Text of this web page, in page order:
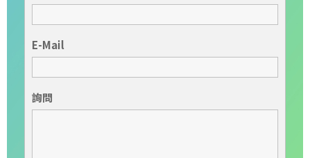
E-Mail
詢問